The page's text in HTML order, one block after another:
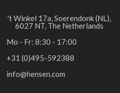
't Winkel 17a, Soerendonk (NL),
6027 NT, The Netherlands
Mo - Fr: 8:30 - 17:00
+31 (0)495-592388
info@hensen.com